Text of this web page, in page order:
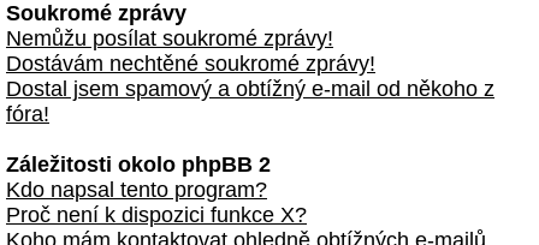
Soukromé zprávy
Nemůžu posílat soukromé zprávy!
Dostávám nechtěné soukromé zprávy!
Dostal jsem spamový a obtížný e-mail od někoho z
fóra!
Záležitosti okolo phpBB 2
Kdo napsal tento program?
Proč není k dispozici funkce X?
Koho mám kontaktovat ohledně obtížných e-mailů